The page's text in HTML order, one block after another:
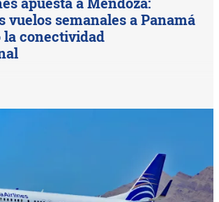
vuelos semanales a Panamá
la conectividad